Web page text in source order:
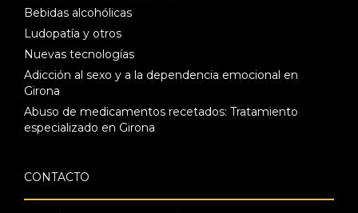
Bebidas alcohólicas
Ludopatía y otros
Nuevas tecnologías
Adicción al sexo y a la dependencia emocional en
Girona
Abuso de medicamentos recetados: Tratamiento
especializado en Girona
CONTACTO